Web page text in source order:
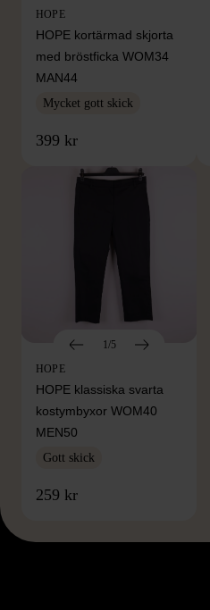
HOPE
HOPE kortärmad skjorta
med bröstficka WOM34
MAN44
Mycket gott skick
399 kr
1/5
HOPE
HOPE klassiska svarta
kostymbyxor WOM40
MEN50
Gott skick
259 kr